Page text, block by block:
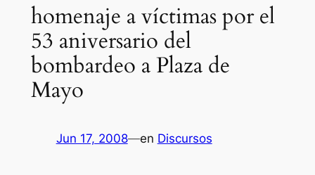
homenaje a víctimas por el
53 aniversario del
bombardeo a Plaza de
Mayo
Jun 17, 2008—en Discursos